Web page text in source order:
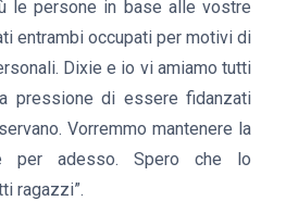
le persone in base alle vostre
entrambi occupati per motivi di
Dixie e io vi amiamo tutti
pressione di essere fidanzati
Vorremmo mantenere la
per adesso. Spero che lo
ragazzi”.